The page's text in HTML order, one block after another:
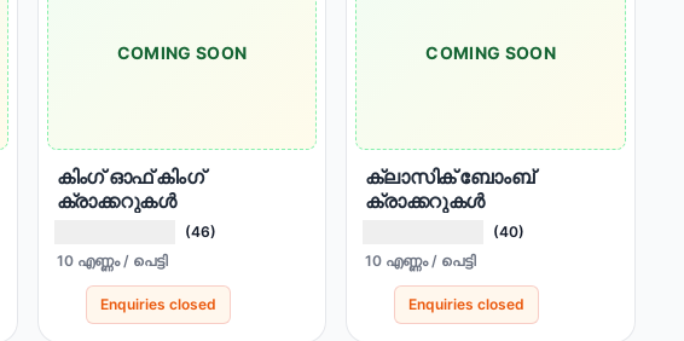
COMING SOON
കിംഗ് ഓഫ് കിംഗ്
ക്രാക്കറുകൾ
(46)
10 എണ്ണം / പെട്ടി
Enquiries closed
COMING SOON
ക്ലാസിക് ബോംബ്
ക്രാക്കറുകൾ
(40)
10 എണ്ണം / പെട്ടി
Enquiries closed